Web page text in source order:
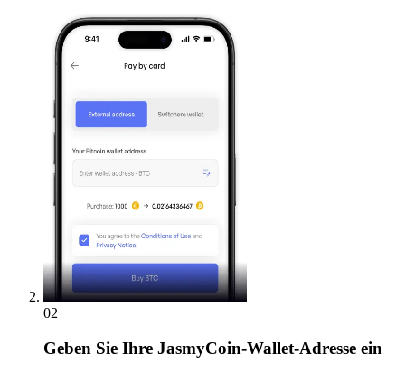
02
Geben Sie Ihre JasmyCoin-Wallet-Adresse ein